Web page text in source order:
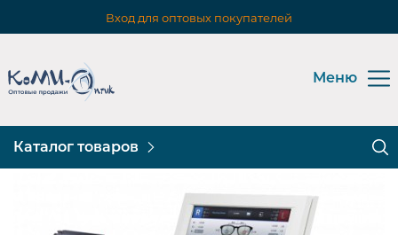
Вход для оптовых покупателей
Меню
Каталог товаров